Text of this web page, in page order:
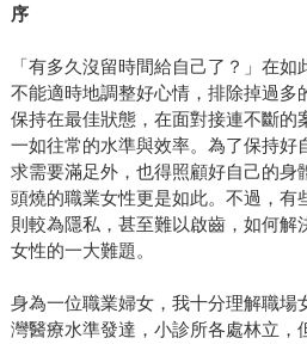
序
「有多久沒留時間給自己了？」在
不能適時地調整好心情，排除掉過多
保持在最佳狀態，在面對接連不斷的
一如往常的水準與效率。為了保持好
求需要滿足外，也得照顧好自己的身
頭燒的職業女性更是如此。不過，有
則較為隱私，甚至難以啟齒，如何解
女性的一大難題。
身為一位職業婦女，我十分理解職場
灣醫療水準發達，小診所各處林立，